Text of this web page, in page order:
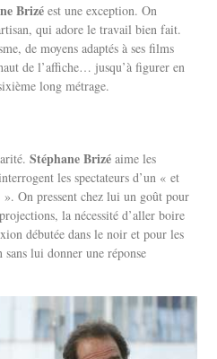
Brizé est une exception. On
qui adore le travail bien fait.
de moyens adaptés à ses films
de l’affiche… jusqu’à figurer en
long métrage.
Stéphane Brizéaime les
les spectateurs d’un « et
On pressent chez lui un goût pour
la nécessité d’aller boire
débutée dans le noir et pour les
lui donner une réponse